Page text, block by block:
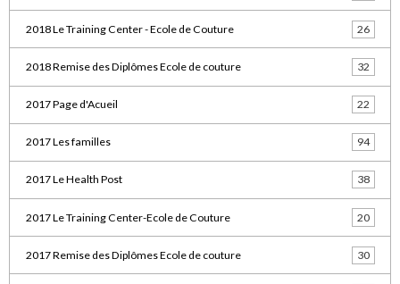
2018 Le Training Center - Ecole de Couture 26
2018 Remise des Diplômes Ecole de couture 32
2017 Page d'Acueil 22
2017 Les familles 94
2017 Le Health Post 38
2017 Le Training Center-Ecole de Couture 20
2017 Remise des Diplômes Ecole de couture 30